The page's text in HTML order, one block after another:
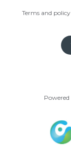
Terms and policy